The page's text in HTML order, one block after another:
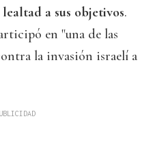
a sus objetivos.
en "una de las
la invasión israelí a